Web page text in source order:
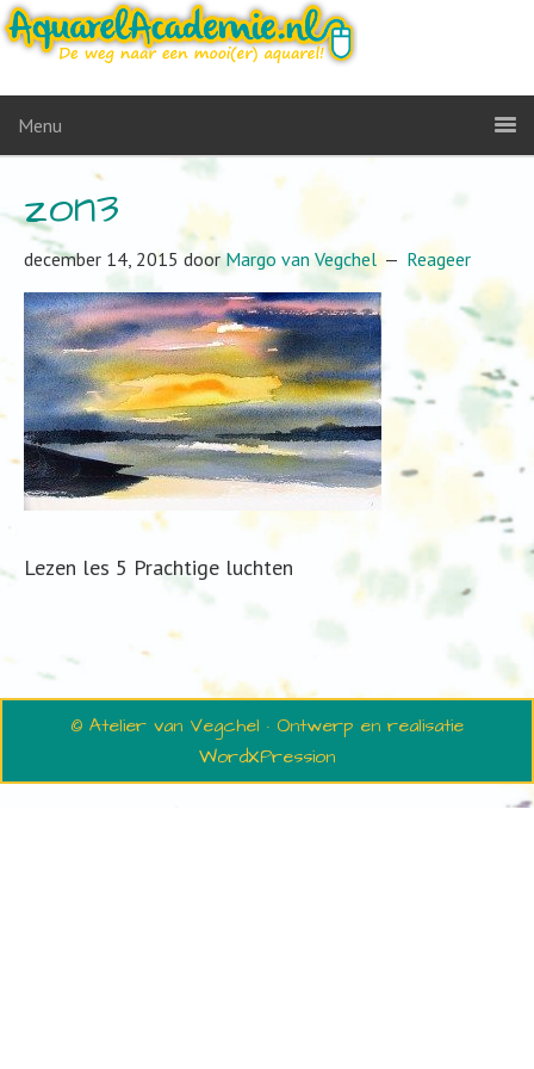
Menu
zon3
december 14, 2015 doorMargo van Vegchel Reageer
Lezen les 5 Prachtige luchten
© Atelier van Vegchel · Ontwerp en realisatie
WordXPression